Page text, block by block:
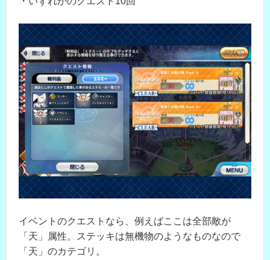
イベントのクエストなら、例えばここは全部敵が
「天」属性。ステッキは無機物のようなものなので
「天」のカテゴリ。